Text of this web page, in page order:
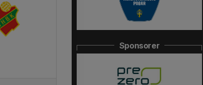
Sponsorer